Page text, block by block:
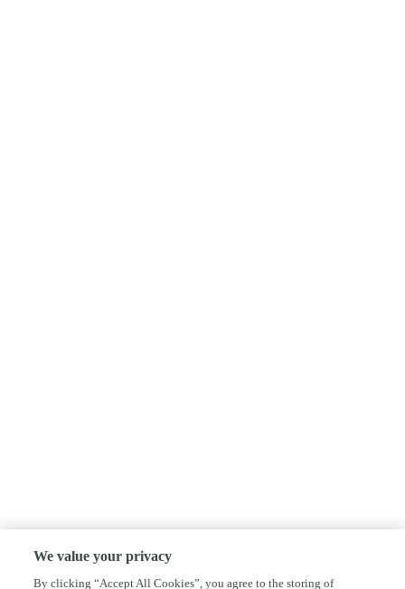
We value your privacy
By clicking “Accept All Cookies”, you agree to the storing of